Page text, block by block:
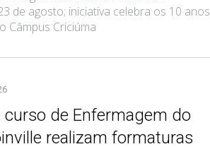
de agosto; iniciativa celebra os 10 anos
Câmpus Criciúma
curso de Enfermagem do
realizam formaturas